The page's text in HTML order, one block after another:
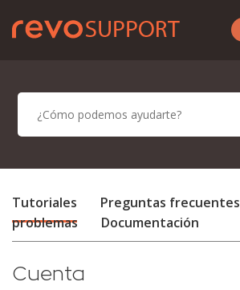
Tutoriales Preguntas frecuentes
problemas
Documentación
Cuenta